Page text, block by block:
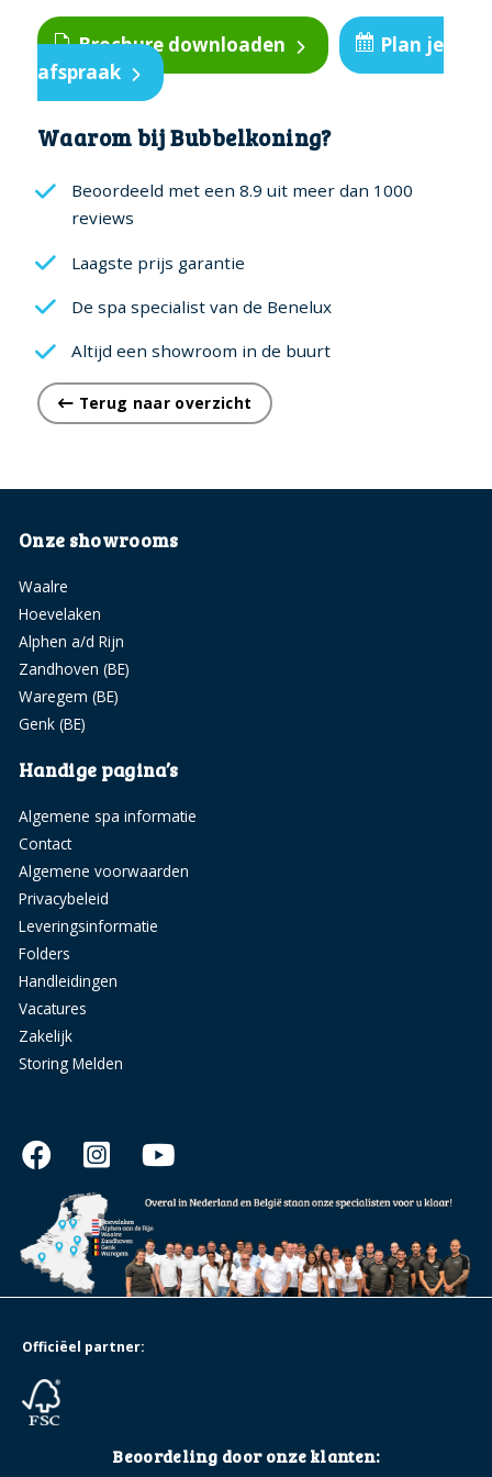
model
aantalBrochure downloaden
Plan je
afspraak
Waarom bij Bubbelkoning?
Beoordeeld met een 8.9 uit meer dan 1000
reviews
Laagste prijs garantie
De spa specialist van de Benelux
Altijd een showroom in de buurt
Terug naar overzicht
Onze showrooms
Waalre
Hoevelaken
Alphen a/d Rijn
Zandhoven (BE)
Waregem (BE)
Genk (BE)
Handige pagina’s
Algemene spa informatie
Contact
Algemene voorwaarden
Privacybeleid
Leveringsinformatie
Folders
Handleidingen
Vacatures
Zakelijk
Storing Melden
Beoordeling door onze klanten:
Officiëel partner: